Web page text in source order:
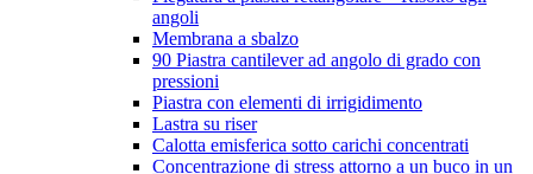
angoli
Membrana a sbalzo
90 Piastra cantilever ad angolo di grado con
pressioni
Piastra con elementi di irrigidimento
Lastra su riser
Calotta emisferica sotto carichi concentrati
Concentrazione di stress attorno a un buco in un